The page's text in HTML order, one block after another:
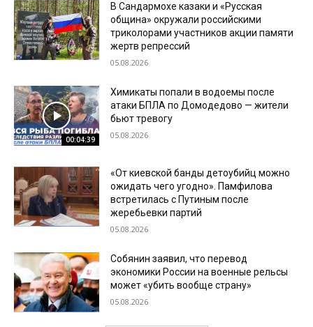
В Сандармохе казаки и «Русская
община» окружали российскими
триколорами участников акции памяти
жертв репрессий
05.08.2026
00:04:39
Химикаты попали в водоемы после
атаки БПЛА по Домодедово — жители
бьют тревогу
05.08.2026
«От киевской банды детоубийц можно
ожидать чего угодно». Памфилова
встретилась с Путиным после
жеребьевки партий
05.08.2026
Собянин заявил, что перевод
экономики России на военные рельсы
может «убить вообще страну»
05.08.2026